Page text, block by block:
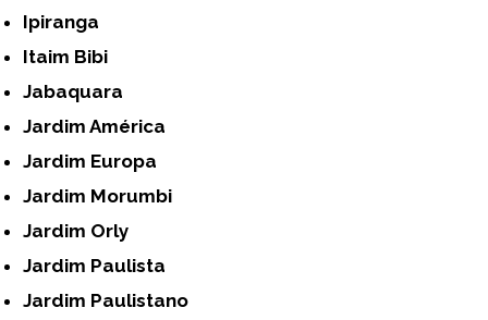
Ipiranga
Itaim Bibi
Jabaquara
Jardim América
Jardim Europa
Jardim Morumbi
Jardim Orly
Jardim Paulista
Jardim Paulistano